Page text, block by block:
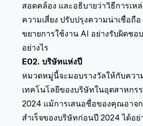
สอดคล้อง และอธิบายว่าวิธีการเห
ความเสี่ยง ปรับปรุงความน่าเชื่อถื
ขยายการใช้งาน AI อย่างรับผิดชอ
อย่างไร
E02. บริษัทแห่งปี
หมวดหมู่นี้จะมอบรางวัลให้กับควา
เทคโนโลยีของบริษัทในอุตสาหกร
2024 แม้การเสนอชื่อของคุณอาจ
สำเร็จของบริษัทก่อนปี 2024 ได้อ